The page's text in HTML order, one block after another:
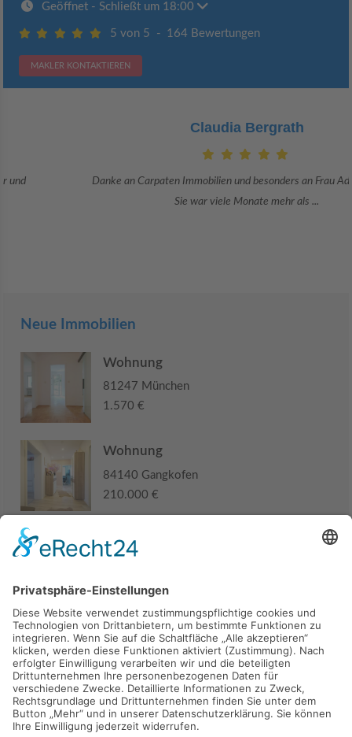
Geöffnet - Schließt um 18:00
5 von 5 - 164 Bewertungen
MAKLER KONTAKTIEREN
Claudia Bergrath
Danke an Carpaten Immobilien und besonders an Frau Adriana Sarca.
Sie war viele Monate mehr als ...
Neue Immobilien
Wohnung
81247 München
1.570 €
Wohnung
84140 Gangkofen
210.000 €
Haus
285.000 €
Kaufen Verkaufen Mieten Vermieten
Kontakt Impressum